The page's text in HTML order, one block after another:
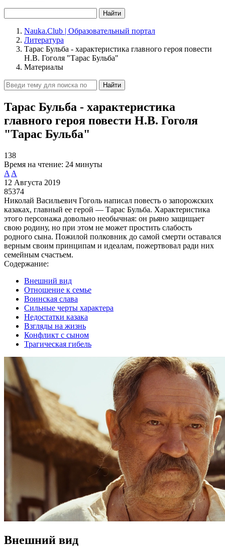
Найти
Nauka.Club | Образовательный портал
Литература
Тарас Бульба - характеристика главного героя повести
Н.В. Гоголя "Тарас Бульба"
Материалы
Найти
Тарас Бульба - характеристика
главного героя повести Н.В. Гоголя
"Тарас Бульба"
138
Время на чтение: 24 минуты
A A
12 Августа 2019
85374
Николай Васильевич Гоголь написал повесть о запорожских
казаках, главный ее герой — Тарас Бульба. Характеристика
этого персонажа довольно необычная: он рьяно защищает
свою родину, но при этом не может простить слабость
родного сына. Пожилой полковник до самой смерти оставался
верным своим принципам и идеалам, пожертвовал ради них
семейным счастьем.
Содержание:
Внешний вид
Отношение к семье
Воинская слава
Сильные черты характера
Недостатки казака
Взгляды на жизнь
Конфликт с сыном
Трагическая гибель
Внешний вид